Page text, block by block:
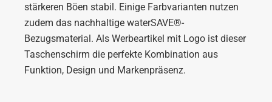
stärkeren Böen stabil. Einige Farbvarianten nutzen
zudem das nachhaltige waterSAVE®-
Bezugsmaterial. Als Werbeartikel mit Logo ist dieser
Taschenschirm die perfekte Kombination aus
Funktion, Design und Markenpräsenz.